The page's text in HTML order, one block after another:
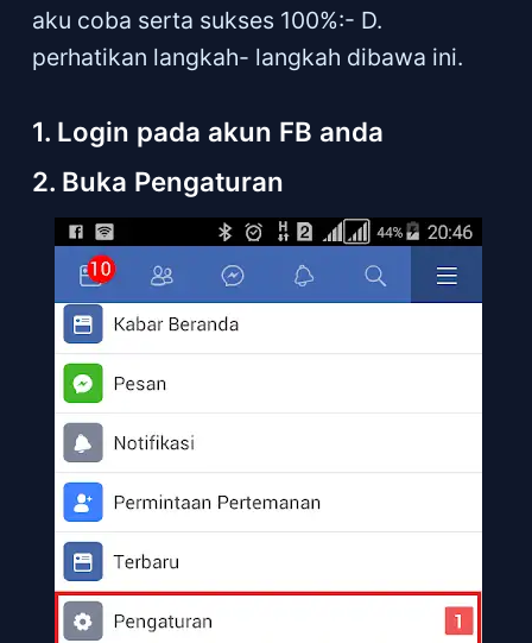
aku coba serta sukses 100%:- D.
perhatikan langkah- langkah dibawa ini.
1. Login pada akun FB anda
2. Buka Pengaturan